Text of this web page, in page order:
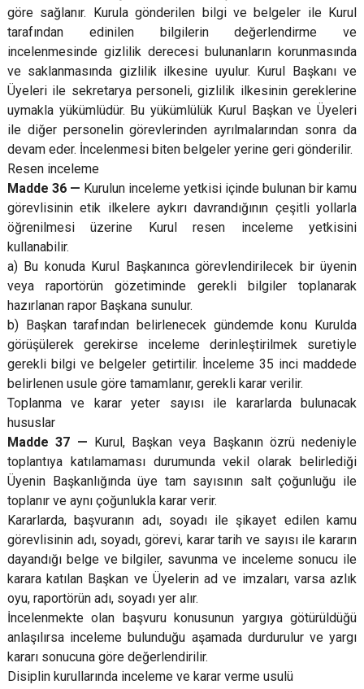
göre sağlanır. Kurula gönderilen bilgi ve belgeler ile Kurul
tarafından edinilen bilgilerin değerlendirme ve
incelenmesinde gizlilik derecesi bulunanların korunmasında
ve saklanmasında gizlilik ilkesine uyulur. Kurul Başkanı ve
Üyeleri ile sekretarya personeli, gizlilik ilkesinin gereklerine
uymakla yükümlüdür. Bu yükümlülük Kurul Başkan ve Üyeleri
ile diğer personelin görevlerinden ayrılmalarından sonra da
devam eder. İncelenmesi biten belgeler yerine geri gönderilir.
Resen inceleme
Madde 36 — Kurulun inceleme yetkisi içinde bulunan bir kamu
görevlisinin etik ilkelere aykırı davrandığının çeşitli yollarla
öğrenilmesi üzerine Kurul resen inceleme yetkisini
kullanabilir.
a) Bu konuda Kurul Başkanınca görevlendirilecek bir üyenin
veya raportörün gözetiminde gerekli bilgiler toplanarak
hazırlanan rapor Başkana sunulur.
b) Başkan tarafından belirlenecek gündemde konu Kurulda
görüşülerek gerekirse inceleme derinleştirilmek suretiyle
gerekli bilgi ve belgeler getirtilir. İnceleme 35 inci maddede
belirlenen usule göre tamamlanır, gerekli karar verilir.
Toplanma ve karar yeter sayısı ile kararlarda bulunacak
hususlar
Madde 37 — Kurul, Başkan veya Başkanın özrü nedeniyle
toplantıya katılamaması durumunda vekil olarak belirlediği
Üyenin Başkanlığında üye tam sayısının salt çoğunluğu ile
toplanır ve aynı çoğunlukla karar verir.
Kararlarda, başvuranın adı, soyadı ile şikayet edilen kamu
görevlisinin adı, soyadı, görevi, karar tarih ve sayısı ile kararın
dayandığı belge ve bilgiler, savunma ve inceleme sonucu ile
karara katılan Başkan ve Üyelerin ad ve imzaları, varsa azlık
oyu, raportörün adı, soyadı yer alır.
İncelenmekte olan başvuru konusunun yargıya götürüldüğü
anlaşılırsa inceleme bulunduğu aşamada durdurulur ve yargı
kararı sonucuna göre değerlendirilir.
Disiplin kurullarında inceleme ve karar verme usulü